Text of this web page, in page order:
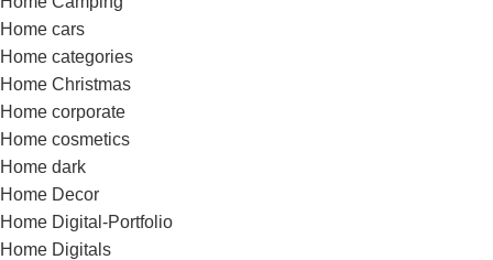
Home cars
Home categories
Home Christmas
Home corporate
Home cosmetics
Home dark
Home Decor
Home Digital-Portfolio
Home Digitals